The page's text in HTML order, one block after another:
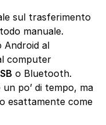
sul trasferimento
manuale.
Android al
computer
o Bluetooth.
po’ di tempo, ma
esattamente come